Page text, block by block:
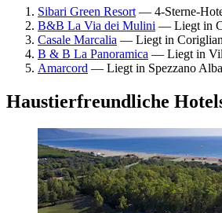
Sibari Green Resort — 4-Sterne-
B&B La Via dei Mulini — Liegt in
Casale Marcalia — Liegt in
B & B La Panoramica — Liegt in
Amarcord — Liegt in Spezzano
Haustierfreundliche